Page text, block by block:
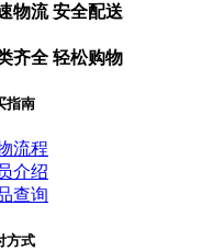
物流 安全配送
齐全 轻松购物
指南
流程
介绍
查询
方式